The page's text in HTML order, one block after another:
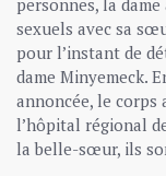
personnes, la
sexuels avec sa
pour l’instant de
dame Minyemeck.
annoncée, le corps
l’hôpital régional
la belle-sœur, ils